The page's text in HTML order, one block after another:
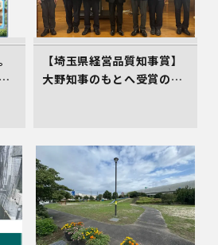
【埼玉県経営品質知事賞】
大野知事のもとへ受賞の御